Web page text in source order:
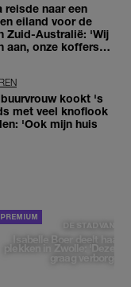
reisde naar een
eiland voor de
Zuid-Australië: 'Wij
aan, onze koffers
kookt 's
met veel knoflook
'Ook mijn huis
DE STAD VAN
Isabelle Boer deelt haar
plekken in Zwolle: 'Deze
graag verborgen'